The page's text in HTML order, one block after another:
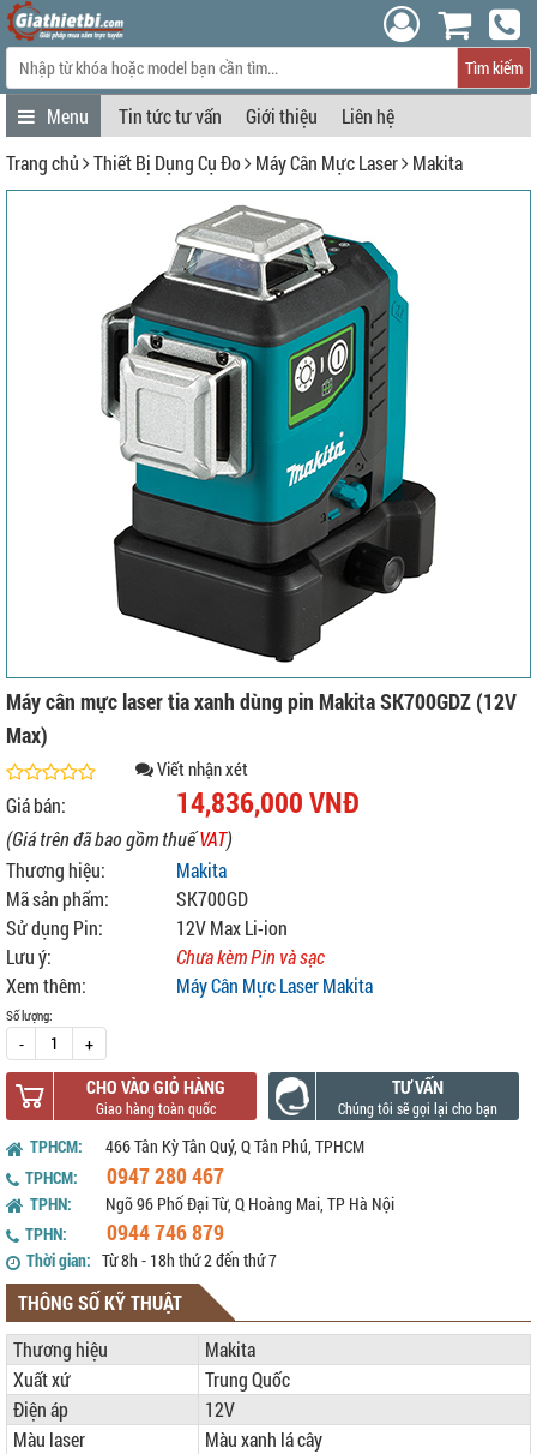
Tìm kiếm
Tin tức tư vấn Giới thiệu
Liên hệ
Trang chủ
Thiết Bị Dụng Cụ Đo Máy Cân Mực Laser Makita
Máy cân mực laser tia xanh dùng pin Makita SK700GDZ (12V
Max)
Viết nhận xét
Giá bán: 14,836,000 VNĐ
(Giá trên đã bao gồm thuếVAT)
Thương hiệu:
Makita
Mã sản phẩm:
SK700GD
Sử dụng Pin:
12V Max Li-ion
Lưu ý:
Chưa kèm Pin và sạc
Xem thêm:
Máy Cân Mực Laser Makita
Số lượng:
- +
CHO VÀO GIỎ HÀNG TƯ VẤN
TPHCM:
466 Tân Kỳ Tân Quý, Q Tân Phú, TPHCM
TPHCM:
0947 280 467
TPHN:
Ngõ 96 Phố Đại Từ, Q Hoàng Mai, TP Hà Nội
TPHN:
0944 746 879
Thời gian: Từ 8h - 18h thứ 2 đến thứ 7
THÔNG SỐ KỸ THUẬT
Thương hiệu
Makita
Xuất xứ
Trung Quốc
Điện áp
12V
Màu laser
Màu xanh lá cây